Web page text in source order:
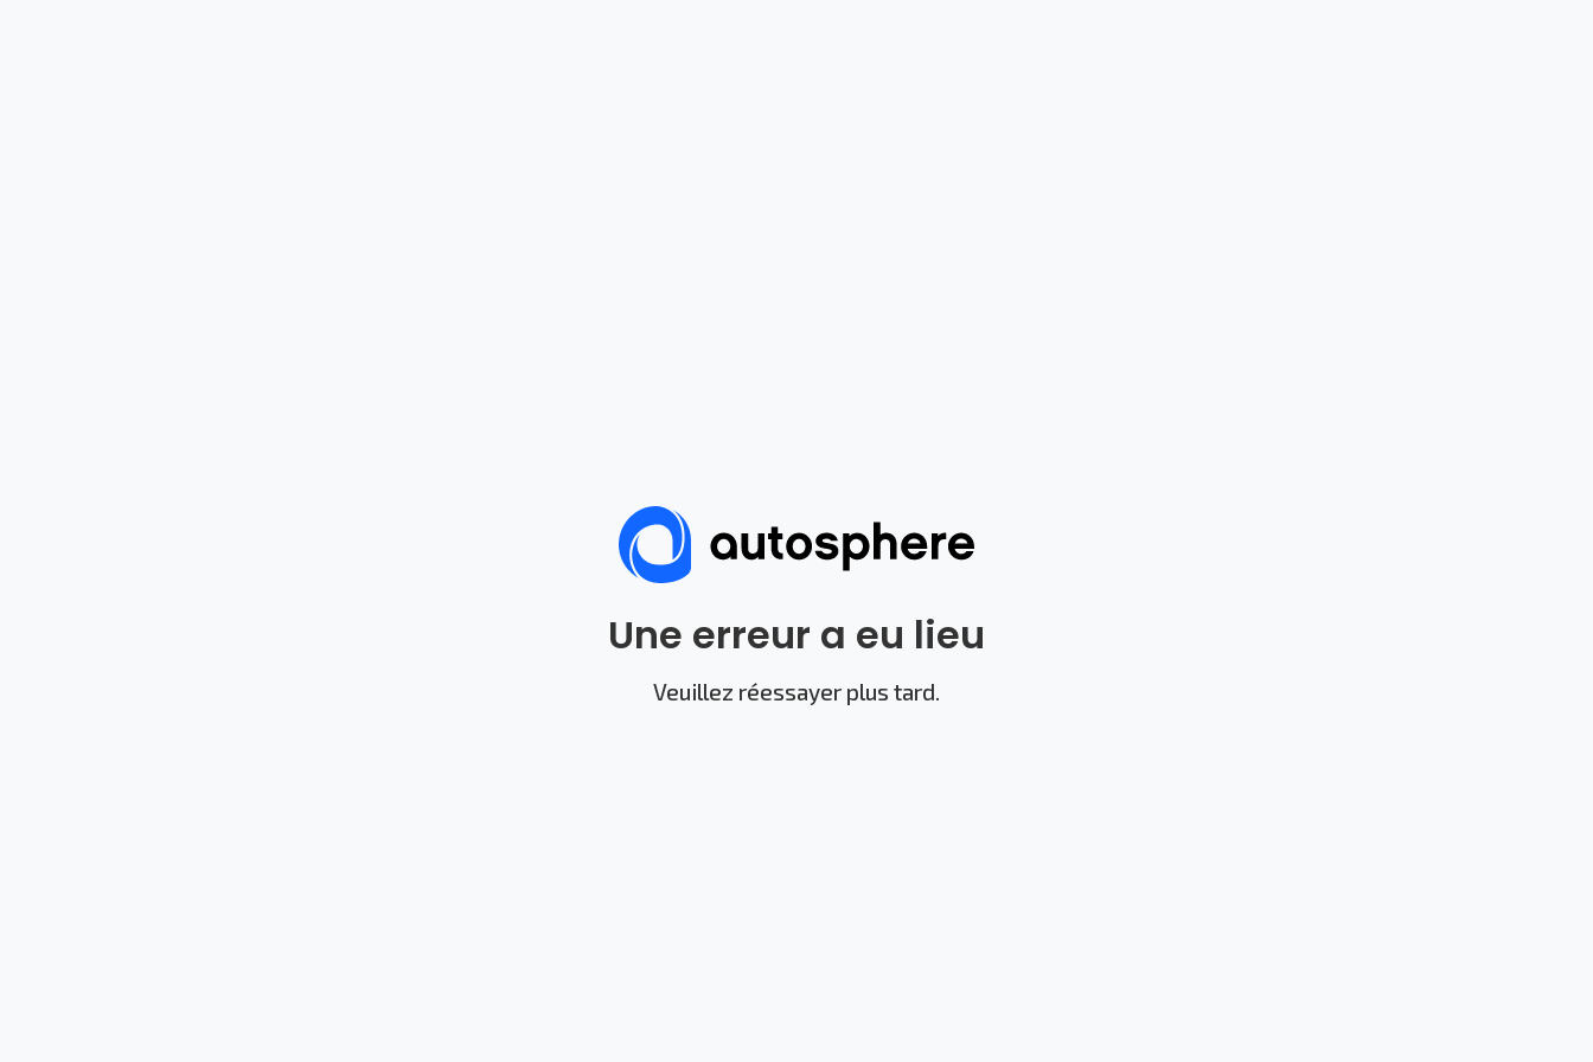
Une erreur a eu lieu
Veuillez réessayer plus tard.